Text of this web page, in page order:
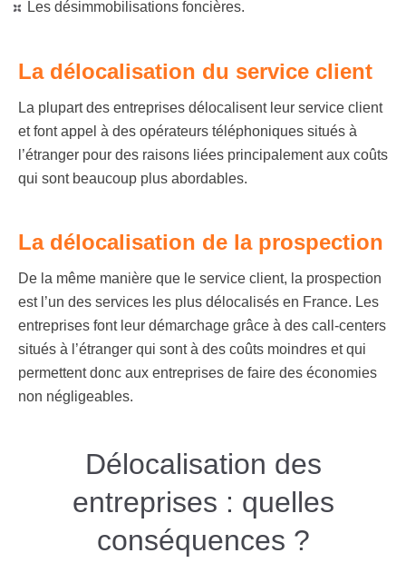
Les désimmobilisations foncières.
La délocalisation du service client
La plupart des entreprises délocalisent leur service client
et font appel à des opérateurs téléphoniques situés à
l’étranger pour des raisons liées principalement aux coûts
qui sont beaucoup plus abordables.
La délocalisation de la prospection
De la même manière que le service client, la prospection
est l’un des services les plus délocalisés en France. Les
entreprises font leur démarchage grâce à des call-centers
situés à l’étranger qui sont à des coûts moindres et qui
permettent donc aux entreprises de faire des économies
non négligeables.
Délocalisation des
entreprises : quelles
conséquences ?